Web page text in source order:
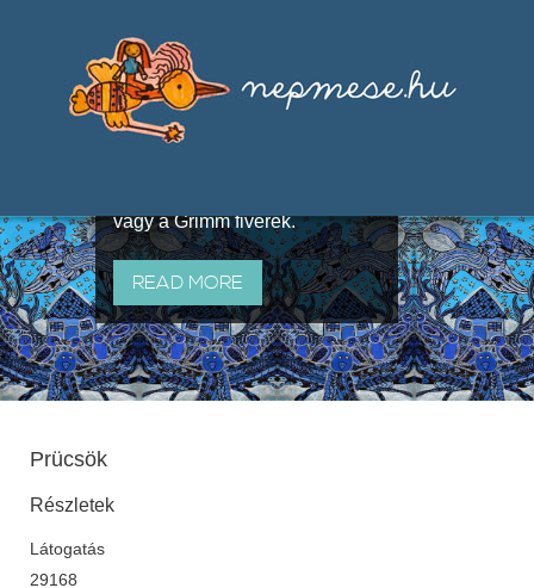
útján terjedő elbeszélésekből,
melyeket olyan ismert gyűjtők
állítottak össze, mint Benedek
vagy a Grimm fivérek.
READ MORE
Prücsök
Részletek
Látogatás
29168